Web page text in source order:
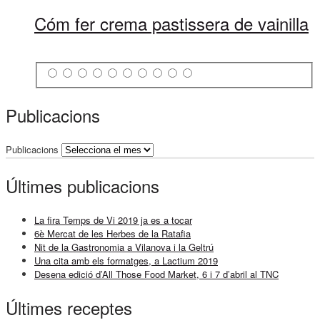
Cóm fer crema pastissera de vainilla
Publicacions
Publicacions
Últimes publicacions
La fira Temps de Vi 2019 ja es a tocar
6è Mercat de les Herbes de la Ratafia
Nit de la Gastronomia a Vilanova i la Geltrú
Una cita amb els formatges, a Lactium 2019
Desena edició d’All Those Food Market, 6 i 7 d’abril al TNC
Últimes receptes